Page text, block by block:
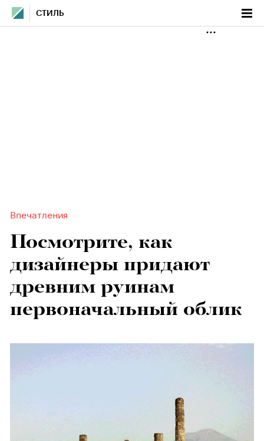
СТИЛЬ
Впечатления
Посмотрите, как
дизайнеры придают
древним руинам
первоначальный облик